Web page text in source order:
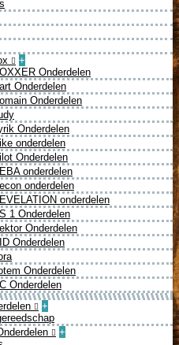
+
Onderdelen
Onderdelen
Onderdelen
Onderdelen
onderdelen
Onderdelen
onderdelen
onderdelen
onderdelen
1 Onderdelen
Onderdelen
Onderdelen
Onderdelen
Onderdelen
+
+